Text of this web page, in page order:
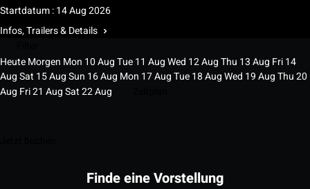
Startdatum : 14 Aug 2026
Infos, Trailers & Details
HeuteMorgen Mon 10AugTue11 AugWed 12AugThu 13Aug Fri14
AugSat 15AugSun 16Aug Mon 17AugTue18AugWed 19AugThu20
Aug Fri21 AugSat22Aug
Finde eine Vorstellung